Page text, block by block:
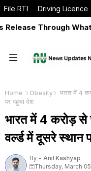
File RTI Driving Licence
Through
Home Obesity
भारत में 4
पर पहुंचा देश
भारत में 4 करोड़ से
वर्ल्ड में दूसरे स्थान
By - Anil Kashyap
Thursday, March